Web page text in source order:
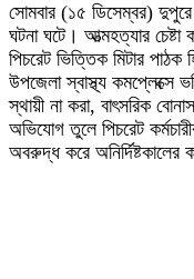
সোমবার (১৫ ডিসেম্বর) দুপুরে
ঘটনা ঘটে। আত্মহত্যার চেষ্টা
পিচরেট ভিত্তিক মিটার
উপজেলা স্বাস্থ্য কমপ্লেক্সে
স্থায়ী না করা, বাৎসরিক
অভিযোগ তুলে পিচরেট
অবরুদ্ধ করে অনির্দিষ্টকালের